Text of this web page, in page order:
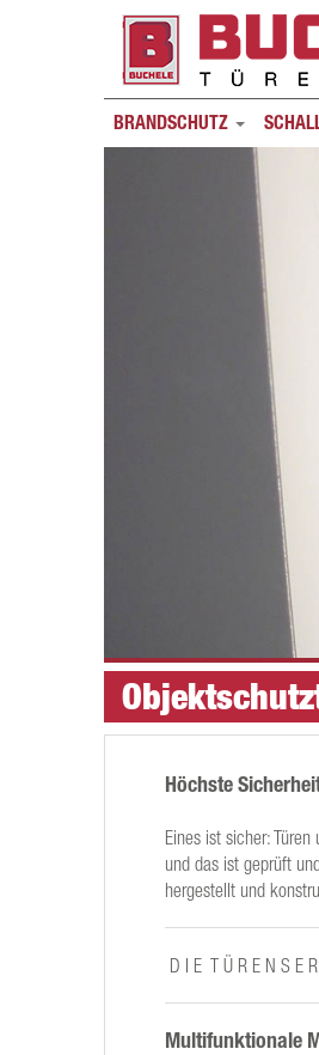
BRANDSCHUTZ
Höchste
Eines ist sicher:
und das ist geprüft
hergestellt und
D I E T Ü R E N S E
Multifunktionale